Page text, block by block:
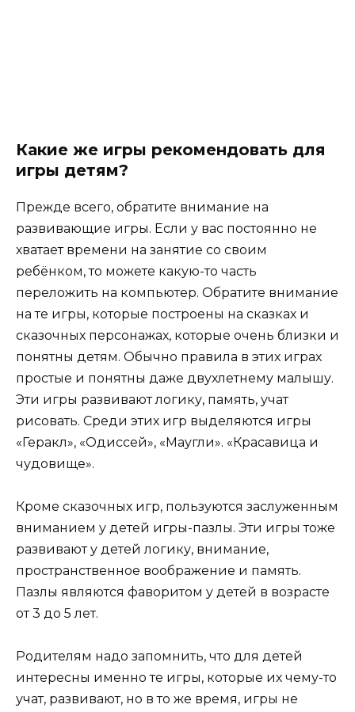
Какие же игры рекомендовать для
игры детям?
Прежде всего, обратите внимание на
развивающие игры. Если у вас постоянно не
хватает времени на занятие со своим
ребёнком, то можете какую-то часть
переложить на компьютер. Обратите внимание
на те игры, которые построены на сказках и
сказочных персонажах, которые очень близки и
понятны детям. Обычно правила в этих играх
простые и понятны даже двухлетнему малышу.
Эти игры развивают логику, память, учат
рисовать. Среди этих игр выделяются игры
«Геракл», «Одиссей», «Маугли». «Красавица и
чудовище».
Кроме сказочных игр, пользуются заслуженным
вниманием у детей игры-пазлы. Эти игры тоже
развивают у детей логику, внимание,
пространственное воображение и память.
Пазлы являются фаворитом у детей в возрасте
от 3 до 5 лет.
Родителям надо запомнить, что для детей
интересны именно те игры, которые их чему-то
учат, развивают, но в то же время, игры не